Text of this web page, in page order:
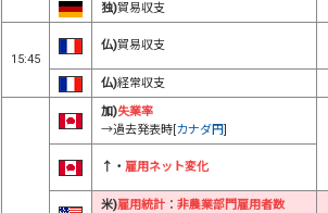
独)貿易収支
15:45
仏)貿易収支
仏)経常収支
加)失業率
→過去発表時[カナダ円]
↑・ 雇用ネット変化
米)雇用統計 ： 非農業部門雇用者数